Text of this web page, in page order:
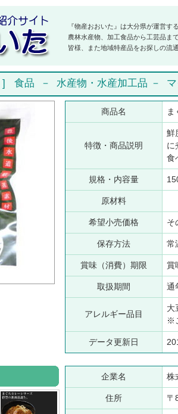
『物産おおいた』は大分県が運営す
農林水産物、加工食品から工芸品ま
皆様、また地域特産品をお探しの流
] 食品 － 水産物・水産加工品 －
商品名 ま
特徴・商品説明
鮮
に
食
規格・内容量
原材料
希望小売価格 そ
保存方法 常
賞味（消費）期限 賞
取扱期間 通
アレルギー品目
大
※
データ更新日
企業名 株
住所 〒